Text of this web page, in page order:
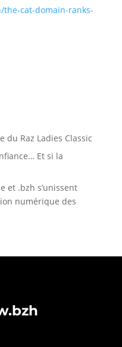
cat-domain-ranks-
du Raz Ladies Classic
Et si la
et .bzh s’unissent
numérique des